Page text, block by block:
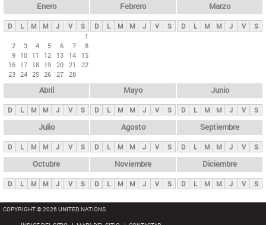
ds
p
n
i
p
a
l
s
Enero
D L M M J V
S
1
2
3 4 5 6 7
8
9 10 11 12 13 14
15
16 17 18 19 20 21
22
23 24 25 26 27 28
Febrero
D L M M J V S
Marzo
D L M M J V S
Abril
D L M M J V S
Mayo
D L M M J V S
Junio
D L M M J V S
Julio
D L M M J V S
Agosto
D L M M J V S
Septiembre
D L M M J V S
Octubre
D L M M J V S
Noviembre
D L M M J V S
Diciembre
D L M M J V S
COPYRIGHT © 2026 UNITED NATIONS